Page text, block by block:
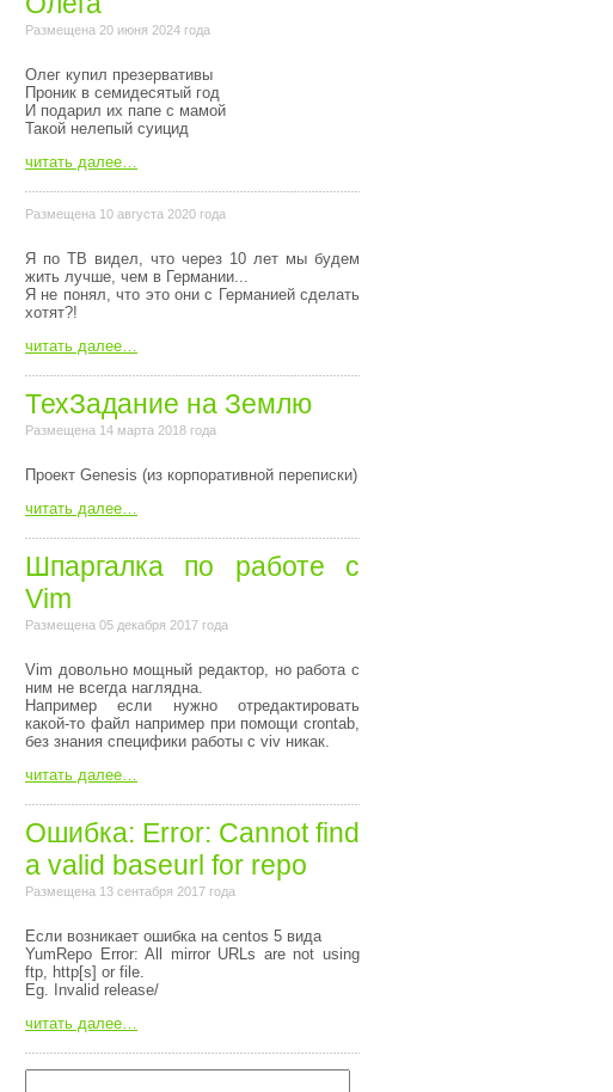
Размещена 20 июня 2024 года
Олег купил презервативы
Проник в семидесятый год
И подарил их папе с мамой
Такой нелепый суицид
читать далее…
Размещена 10 августа 2020 года
Я по ТВ видел, что через 10 лет мы будем
жить лучше, чем в Германии...
Я не понял, что это они с Германией сделать
хотят?!
читать далее…
ТехЗадание на Землю
Размещена 14 марта 2018 года
Пpоект Genesis (из коpпоpативной пеpеписки)
читать далее…
Шпаргалка по работе с
Vim
Размещена 05 декабря 2017 года
Vim довольно мощный редактор, но работа с
ним не всегда наглядна.
Например если нужно отредактировать
какой-то файл например при помощи crontab,
без знания специфики работы с viv никак.
читать далее…
Ошибка: Error: Cannot find
a valid baseurl for repo
Размещена 13 сентабря 2017 года
Если возникает ошибка на centos 5 вида
YumRepo Error: All mirror URLs are not using
ftp, http[s] or file.
Eg. Invalid release/
читать далее…